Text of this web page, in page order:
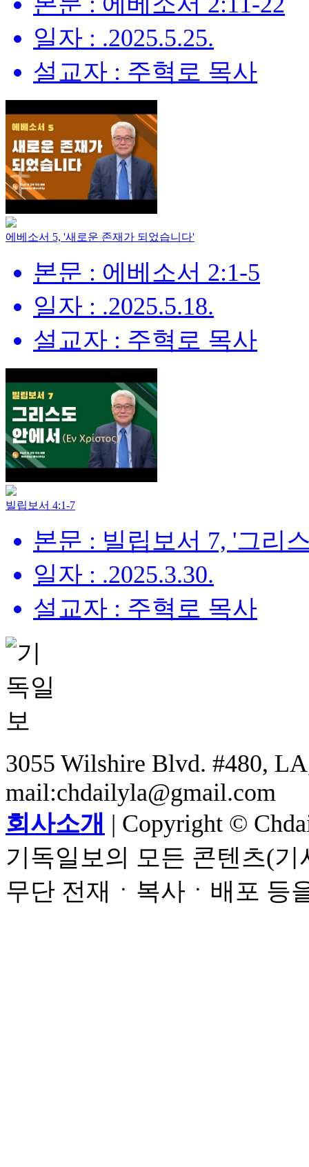
일자 : .2025.5.25.
설교자 : 주혁로 목사
에베소서 5, '새로운 존재가 되었습니다'
본문 : 에베소서 2:1-5
일자 : .2025.5.18.
설교자 : 주혁로 목사
빌립보서 4:1-7
본문 : 빌립보서 7, '그리
일자 : .2025.3.30.
설교자 : 주혁로 목사
3055 Wilshire Blvd. #480,
mail:chdailyla@gmail.com
회사소개 | Copyright ©
기독일보의 모든 콘텐츠(
무단 전재ㆍ복사ㆍ배포 등